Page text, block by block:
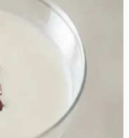
ja sametine kokteil,
See
magustoit kui
tekstuuri ja
siidine
ja
elamuse. Valge
vanilliviin,
See kokteil
pakkudes soojust ja